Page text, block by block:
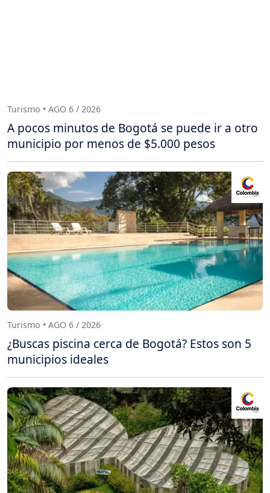
Turismo • AGO 6 / 2026
A pocos minutos de Bogotá se puede ir a otro
municipio por menos de $5.000 pesos
Turismo • AGO 6 / 2026
¿Buscas piscina cerca de Bogotá? Estos son 5
municipios ideales